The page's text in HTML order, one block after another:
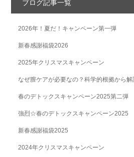
ブログ記事一覧
2026年！夏だ！キャンペーン第一弾
新春感謝福袋2026
2025年クリスマスキャンペーン
なぜ膣ケアが必要なの？科学的根拠から解
春のデトックスキャンペーン2025第二弾
強烈☆春のデトックスキャンペーン2025
新春感謝福袋2025
2024年クリスマスキャンペーン